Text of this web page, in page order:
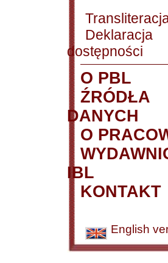
Deklaracja
dostępności
O PBL
ŹRÓDŁA
DANYCH
O
IBL
KONTAKT
English